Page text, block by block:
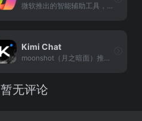
微软推出的智能辅助工具，集成于办公场景，提供文本生成、代码辅助、信息整理等功能。
Kimi Chat
moonshot（月之暗面）推出的智能对话模型，擅长长文本处理、复杂逻辑推理与多轮深度交互。
暂无评论